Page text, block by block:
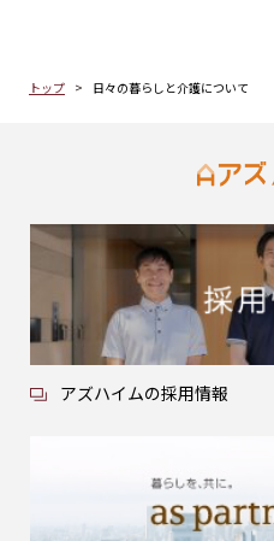
トップ 日々の暮らしと介護について
アズハイムの採用情報